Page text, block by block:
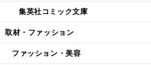
集英社コミック文庫
取材・ファッション
ファッション・美容